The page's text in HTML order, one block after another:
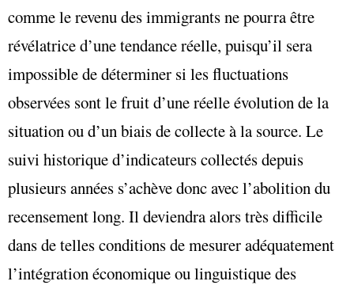
comme le revenu des immigrants ne pourra être
révélatrice d’une tendance réelle, puisqu’il sera
impossible de déterminer si les fluctuations
observées sont le fruit d’une réelle évolution de la
situation ou d’un biais de collecte à la source. Le
suivi historique d’indicateurs collectés depuis
plusieurs années s’achève donc avec l’abolition du
recensement long. Il deviendra alors très difficile
dans de telles conditions de mesurer adéquatement
l’intégration économique ou linguistique des